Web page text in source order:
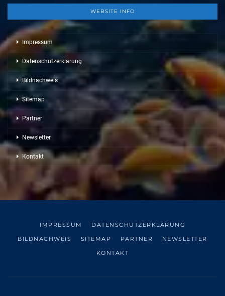
WEBSITE INFO
Impressum
Datenschutzerklärung
Bildnachweis
Sitemap
Partner
Newsletter
Kontakt
IMPRESSUM
DATENSCHUTZERKLÄRUNG
BILDNACHWEIS
SITEMAP PARTNER
NEWSLETTER
KONTAKT